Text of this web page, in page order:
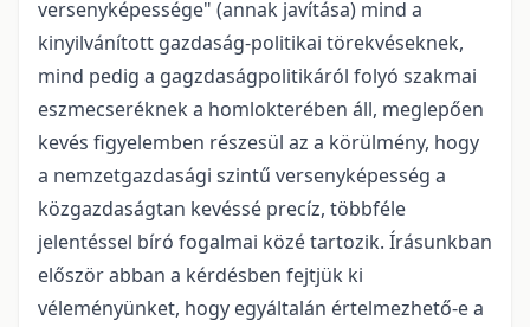
versenyképessége" (annak javítása) mind a
kinyilvánított gazdaság-politikai törekvéseknek,
mind pedig a gagzdaságpolitikáról folyó szakmai
eszmecseréknek a homlokterében áll, meglepően
kevés figyelemben részesül az a körülmény, hogy
a nemzetgazdasági szintű versenyképesség a
közgazdaságtan kevéssé precíz, többféle
jelentéssel bíró fogalmai közé tartozik. Írásunkban
először abban a kérdésben fejtjük ki
véleményünket, hogy egyáltalán értelmezhető-e a